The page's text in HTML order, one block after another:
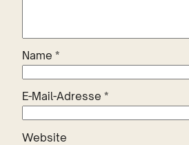
Name *
E-Mail-Adresse *
Website